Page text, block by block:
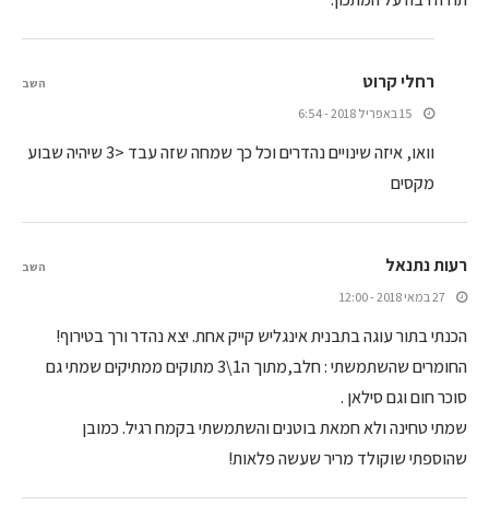
רחלי קרוט
15 באפריל 2018 - 6:54
וואו, איזה שינויים נהדרים וכל כך שמחה שזה עבד <3 שיהיה שבוע
מקסים
השב
רעות נתנאל
27 במאי 2018 - 12:00
הכנתי בתור עוגה בתבנית אינגליש קייק אחת. יצא נהדר ורך בטירוף!
החומרים שהשתמשתי : חלב,מתוך ה1\3 מתוקים ממתיקים שמתי גם
סוכר חום וגם סילאן .
שמתי טחינה ולא חמאת בוטנים והשתמשתי בקמח רגיל. כמובן
שהוספתי שוקולד מריר שעשה פלאות!
השב